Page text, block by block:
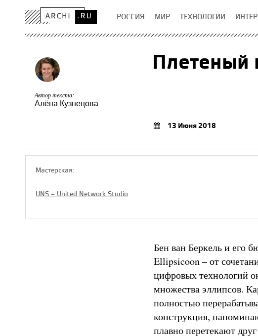
РОССИЯ МИР ТЕХНОЛОГИИ
Автор текста:
Алёна Кузнецова
Плетеный
13 Июня 2018
Мастерская:
UNS – United Network Studio
Бен ван Беркель и его
Ellipsicoon – от
цифровых технологий
множества эллипсов.
полностью
конструкция,
плавно перетекают